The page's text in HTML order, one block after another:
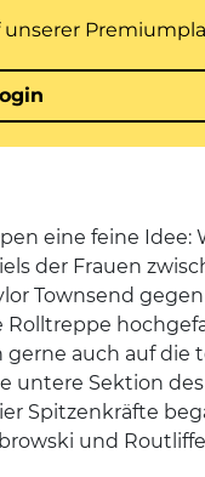
eine feine Idee:
der Frauen
Townsend
Rolltreppe
auch auf die
untere Sektion
Spitzenkräfte
und